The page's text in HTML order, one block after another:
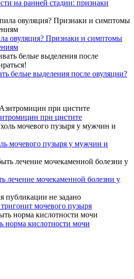
лечение мочекаменной болезни у
мочевого пузыря
кислотности мочи
10 стр. 5
данных